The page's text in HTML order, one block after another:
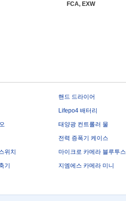
FCA, EXW
핸드 드라이어
Lifepo4 배터리
태양광 컨트롤러 물
전력 증폭기 케이스
위치
마이크로 카메라 블루투스
기 지엠에스 카메라 미니